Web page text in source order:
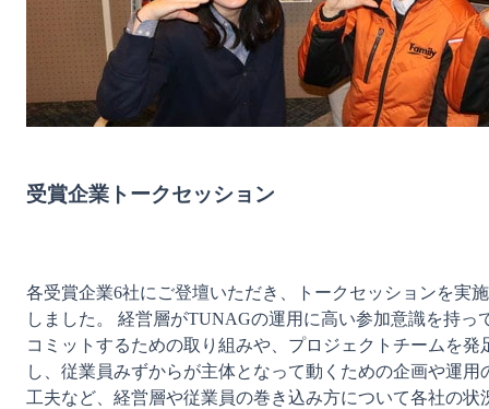
受賞企業トークセッション
各受賞企業6社にご登壇いただき、トークセッションを実施
しました。 経営層がTUNAGの運用に高い参加意識を持っ
コミットするための取り組みや、プロジェクトチームを発
し、従業員みずからが主体となって動くための企画や運用
工夫など、経営層や従業員の巻き込み方について各社の状